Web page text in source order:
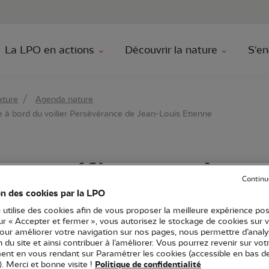
Aller à la
La LPO en actions Découvrir la nature
Agenda nature
bord du voilier Persévérance de Jean-Louis Etienne
marins
du voilier
des cookies par la LPO
utilise des cookies afin de vous proposer la meilleure expérience
« Accepter et fermer », vous autorisez le stockage de cookies sur
améliorer votre navigation sur nos pages, nous permettre
du site et ainsi contribuer à l’améliorer. Vous pourrez revenir sur
en vous rendant sur Paramétrer les cookies (accessible en bas
Merci et bonne visite ! Politique de confidentialité